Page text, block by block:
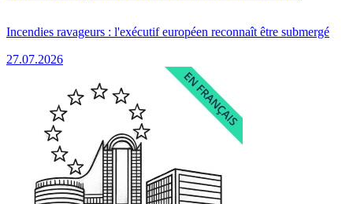
Incendies ravageurs : l'exécutif européen reconnaît être submergé
27.07.2026